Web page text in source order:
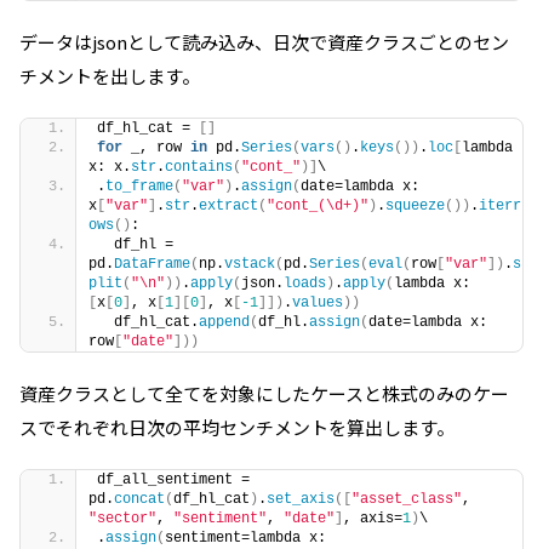
データはjsonとして読み込み、日次で資産クラスごとのセン
チメントを出します。
df_hl_cat =
[]
for _, row in pd.Series(vars() . keys()) . loc [lambda
x: x. str.contains( "cont_" )] \
. to_frame( "var" ) .assign(date=lambda x:
x ["var"] . str.extract ( "cont_(\d+)" ) . squeeze()) .iterr
ows() :
  df_hl =
pd. DataFrame( np.vstack( pd.Series(eval( row ["var"]) . s
plit ( "\n" )) .apply( json. loads) .apply(
[x [0] , x [1][0] , x [ -1]]) .values))
  df_hl_cat.
append (df_hl.assign(date=lambda x:
row ["date"]))
資産クラスとして全てを対象にしたケースと株式のみのケー
スでそれぞれ日次の平均センチメントを算出します。
df_all_sentiment =
pd.concat (df_hl_cat ) . set_axis(["asset_class"
"sector" , "sentiment" , "date"] , axis=1)\
.assign( sentiment=lambda x: